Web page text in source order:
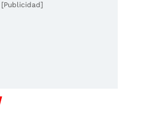
[Publicidad]